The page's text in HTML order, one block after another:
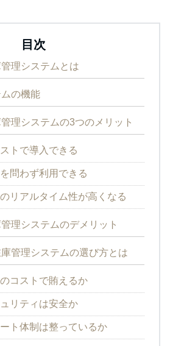
目次
理システムとは
の機能
理システムの3つのメリット
トで導入できる
問わず利用できる
リアルタイム性が高くなる
理システムのデメリット
管理システムの選び方とは
コストで賄えるか
リティは安全か
ト体制は整っているか